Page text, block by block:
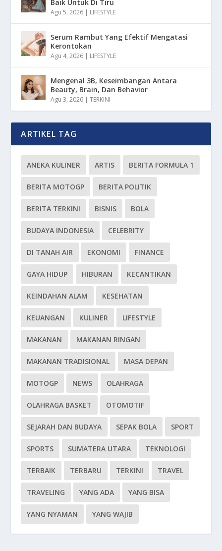
Baik Untuk Di Tiru
Agu 5, 2026 | LIFESTYLE
Serum Rambut Yang Efektif Mengatasi
Kerontokan
Agu 4, 2026 | LIFESTYLE
Mengenal 3B, Keseimbangan Antara
Beauty, Brain, Dan Behavior
Agu 3, 2026 |TERKINI
ARTIKEL TAG
ANEKA KULINER ARTIS BERITA FORMULA 1
BERITA MOTOGP BERITA POLITIK
BERITA TERKINI BISNIS BOLA
BUDAYA INDONESIA CELEBRITY
DI TANAH AIR EKONOMI FINANCE
GAYA HIDUP HIBURAN KECANTIKAN
KEINDAHAN ALAM KESEHATAN
KEUANGAN KULINER LIFESTYLE
MAKANAN MAKANAN RINGAN
MAKANAN TRADISIONAL MASA DEPAN
MOTOGP NEWS OLAHRAGA
OLAHRAGA BASKET OTOMOTIF
SEJARAH DAN BUDAYA SEPAK BOLA SPORT
SPORTS SUMATERA UTARA TEKNOLOGI
TERBAIK TERBARU TERKINI TRAVEL
TRAVELING YANG ADA YANG BISA
YANG NYAMAN YANG WAJIB